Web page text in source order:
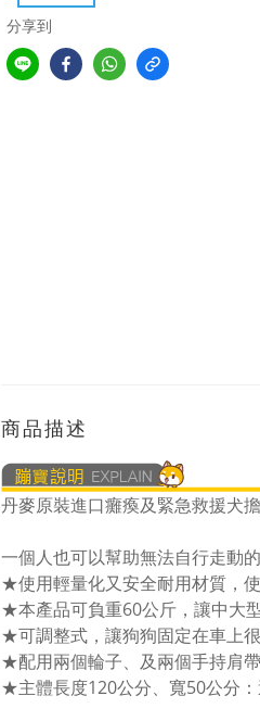
分享到
商品描述
丹麥原裝進口癱瘓及緊急救援犬
一個人也可以幫助無法自行走動
★使用輕量化又安全耐用材質，
★本產品可負重60公斤，讓中大
★可調整式，讓狗狗固定在車上
★配用兩個輪子、及兩個手持肩
★主體長度120公分、寬50公分